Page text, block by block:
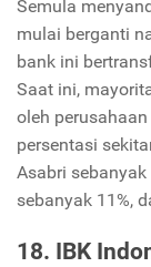
Semula
mulai berganti
bank ini
Saat ini,
oleh
persentasi
Asabri sebanyak
sebanyak 11%,
18. IBK